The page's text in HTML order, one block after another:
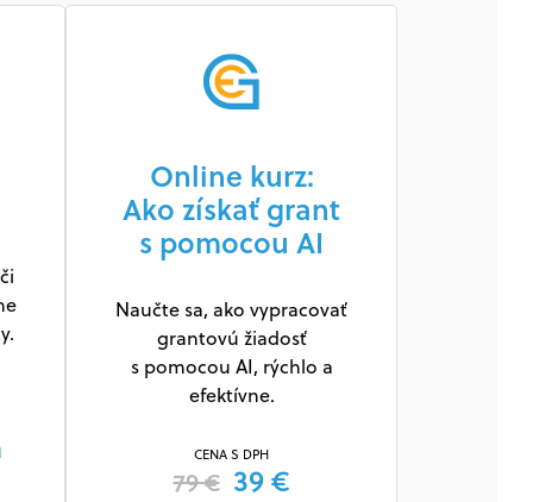
Online kurz:
Ako získať grant
s pomocou AI
Naučte sa, ako vypracovať
grantovú žiadosť
s pomocou AI, rýchlo a
efektívne.
CENA S DPH
79 € 39 €